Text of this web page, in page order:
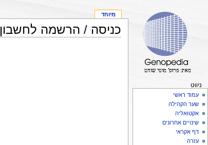
כניסה / הרשמה לחשבון
מיוחד
ניווט
עמוד ראשי
שער הקהילה
אקטואליה
שינויים אחרונים
דף אקראי
עזרה